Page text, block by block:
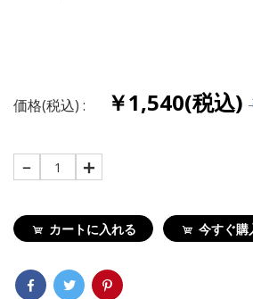
価格(税込) : ￥1,540(税込)
1
カートに入れる 今すぐ購